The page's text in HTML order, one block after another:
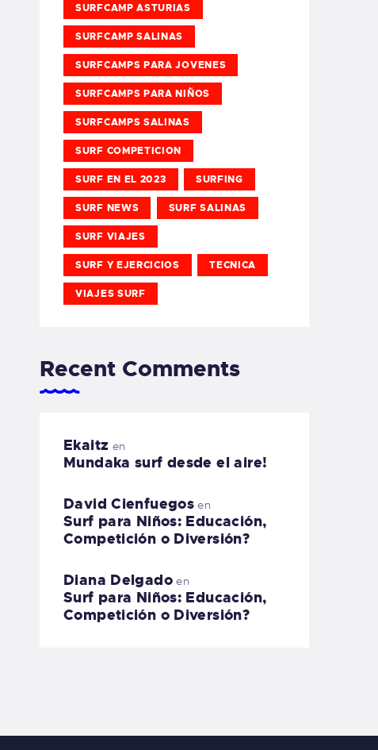
SURFCAMP ASTURIAS
SURFCAMP SALINAS
SURFCAMPS PARA JOVENES
SURFCAMPS PARA NIÑOS
SURFCAMPS SALINAS
SURF COMPETICION
SURF EN EL 2023 SURFING
SURF NEWS SURF SALINAS
SURF VIAJES
SURF Y EJERCICIOS TECNICA
VIAJES SURF
Recent Comments
Ekaitz en
Mundaka surf desde el aire!
David Cienfuegos en
Surf para Niños: Educación,
Competición o Diversión?
Diana Delgadoen
Surf para Niños: Educación,
Competición o Diversión?